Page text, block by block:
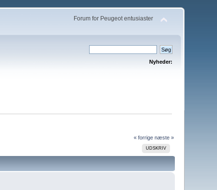
Forum for Peugeot entusiaster
Nyheder:
« forrige næste »
UDSKRIV